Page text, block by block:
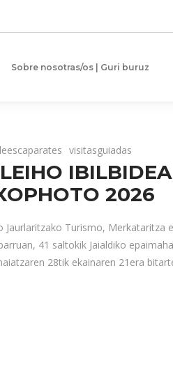
Sobre nosotras/os | Guri buruz
visitasguiadas
2026
Jaurlaritzako Turismo, Merkataritza
41 saltokik Jaialdiko
28tik ekainaren 21era